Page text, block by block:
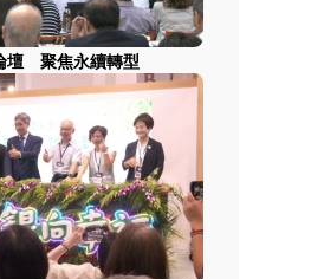
壇 聚焦永續轉型